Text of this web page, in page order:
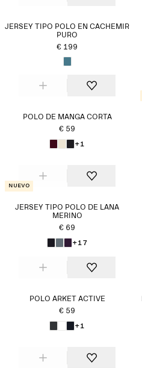
JERSEY TIPO POLO EN CACHEMIR
PURO
€ 199
POLO DE MANGA CORTA
€ 59
+1
Nuevo
JERSEY TIPO POLO DE LANA
MERINO
€ 69
+17
POLO ARKET ACTIVE
€ 59
+1